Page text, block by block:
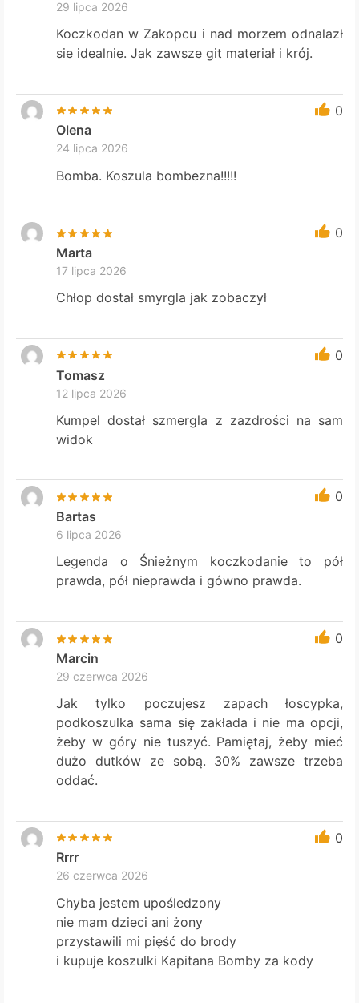
29 lipca 2026
Koczkodan w Zakopcu i nad morzem odnalazł
sie idealnie. Jak zawsze git materiał i krój.
0
Olena
24 lipca 2026
Bomba. Koszula bombezna!!!!!
0
Marta
17 lipca 2026
Chłop dostał smyrgla jak zobaczył
0
Tomasz
12 lipca 2026
Kumpel dostał szmergla z zazdrości na sam
widok
0
Bartas
6 lipca 2026
Legenda o Śnieżnym koczkodanie to pół
prawda, pół nieprawda i gówno prawda.
0
Marcin
29 czerwca 2026
Jak tylko poczujesz zapach łoscypka,
podkoszulka sama się zakłada i nie ma opcji,
żeby w góry nie tuszyć. Pamiętaj, żeby mieć
dużo dutków ze sobą. 30% zawsze trzeba
oddać.
0
Rrrr
26 czerwca 2026
Chyba jestem upośledzony
nie mam dzieci ani żony
przystawili mi pięść do brody
i kupuje koszulki Kapitana Bomby za kody